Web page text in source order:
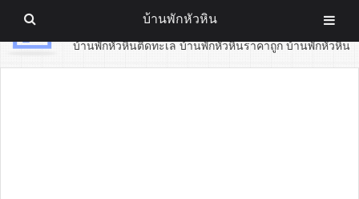
บ้านพักหัวหิน
บ้านพักหัวหินติดทะเล บ้านพักหัวหินราคาถูก บ้านพักหัวหิน
บ้านพักหัวหิน